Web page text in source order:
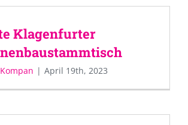
Klagenfurter
| April 19th, 2023